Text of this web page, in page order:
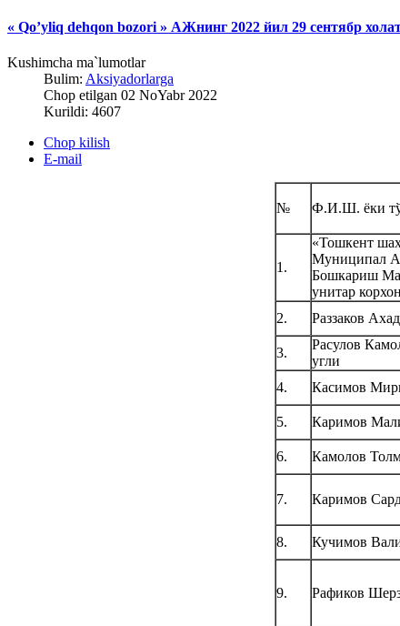
« Qo’yliq dehqon bozori » АЖнинг 2022 йил 29 сентябр
Kushimcha ma`lumotlar
Bulim: Aksiyadorlarga
Chop etilgan 02 NoYabr 2022
Kurildi: 4607
Chop kilish
E-mail
№ Ф.И.Ш. ёки
1.
«Тошкент
Муниципал
Бошкариш
унитар
2. Раззаков
3.
Расулов
угли
4. Касимов
5. Каримов
6. Камолов
7. Каримов
8. Кучимов
9. Рафиков